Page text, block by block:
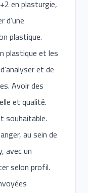
en plasturgie,
d’une
plastique.
plastique et les
et de
Avoir des
et qualité.
souhaitable.
au sein de
avec un
selon profil.